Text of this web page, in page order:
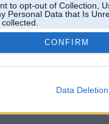
to opt-out of Collection,
Personal Data that Is
Out
CONFIRM
Data Deletion
klubs un nav saistīts ar